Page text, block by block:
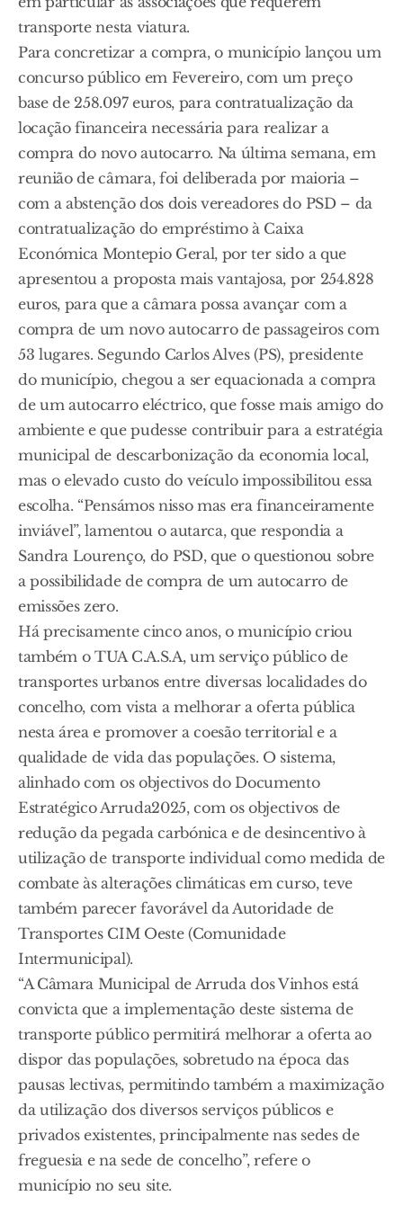
transporte nesta viatura.
Para concretizar a compra, o município lançou um
concurso público em Fevereiro, com um preço
base de 258.097 euros, para contratualização da
locação financeira necessária para realizar a
compra do novo autocarro. Na última semana, em
reunião de câmara, foi deliberada por maioria –
com a abstenção dos dois vereadores do PSD – da
contratualização do empréstimo à Caixa
Económica Montepio Geral, por ter sido a que
apresentou a proposta mais vantajosa, por 254.828
euros, para que a câmara possa avançar com a
compra de um novo autocarro de passageiros com
53 lugares. Segundo Carlos Alves (PS), presidente
do município, chegou a ser equacionada a compra
de um autocarro eléctrico, que fosse mais amigo do
ambiente e que pudesse contribuir para a estratégia
municipal de descarbonização da economia local,
mas o elevado custo do veículo impossibilitou essa
escolha. “Pensámos nisso mas era financeiramente
inviável”, lamentou o autarca, que respondia a
Sandra Lourenço, do PSD, que o questionou sobre
a possibilidade de compra de um autocarro de
emissões zero.
Há precisamente cinco anos, o município criou
também o TUA C.A.S.A, um serviço público de
transportes urbanos entre diversas localidades do
concelho, com vista a melhorar a oferta pública
nesta área e promover a coesão territorial e a
qualidade de vida das populações. O sistema,
alinhado com os objectivos do Documento
Estratégico Arruda2025, com os objectivos de
redução da pegada carbónica e de desincentivo à
utilização de transporte individual como medida de
combate às alterações climáticas em curso, teve
também parecer favorável da Autoridade de
Transportes CIM Oeste (Comunidade
Intermunicipal).
“A Câmara Municipal de Arruda dos Vinhos está
convicta que a implementação deste sistema de
transporte público permitirá melhorar a oferta ao
dispor das populações, sobretudo na época das
pausas lectivas, permitindo também a maximização
da utilização dos diversos serviços públicos e
privados existentes, principalmente nas sedes de
freguesia e na sede de concelho”, refere o
município no seu site.